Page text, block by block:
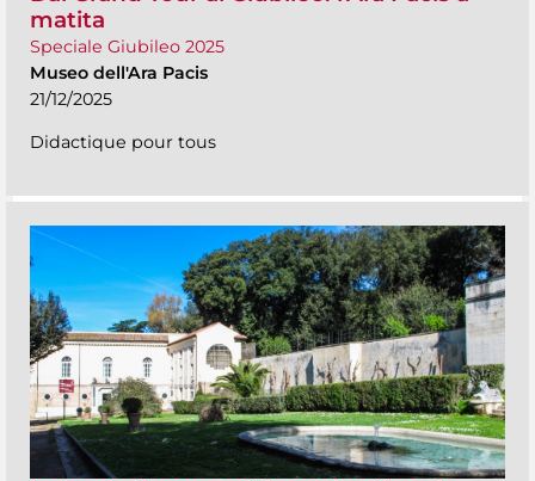
matita
Speciale Giubileo 2025
Museo dell'Ara Pacis
21/12/2025
Didactique pour tous